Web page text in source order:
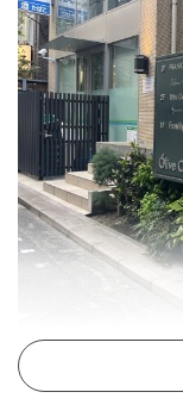
画像：ゆりちゃん
東京・恵比寿に